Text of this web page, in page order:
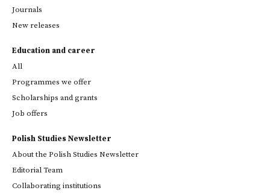
Journals
New releases
Education and career
All
Programmes we offer
Scholarships and grants
Job offers
Polish Studies Newsletter
About the Polish Studies Newsletter
Editorial Team
Collaborating institutions